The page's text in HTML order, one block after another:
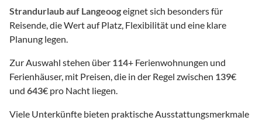
Strandurlaubauf Langeoogeignet sich besonders für
Reisende, die Wert auf Platz, Flexibilität und eine klare
Planung legen.
Zur Auswahl stehen über 114+ Ferienwohnungen und
Ferienhäuser, mit Preisen, die in der Regel zwischen 139€
und 643€ pro Nacht liegen.
Viele Unterkünfte bieten praktische Ausstattungsmerkmale